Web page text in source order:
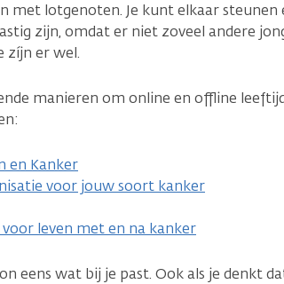
met lotgenoten. Je kunt elkaar steunen
zijn, omdat er niet zoveel andere
zíjn er wel.
manieren om online en offline
en Kanker
voor jouw soort kanker
leven met en na kanker
eens wat bij je past. Ook als je denkt